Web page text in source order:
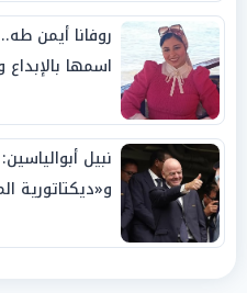
روفانا أيمن
اسمها
نبيل
و«ديكتاتورية